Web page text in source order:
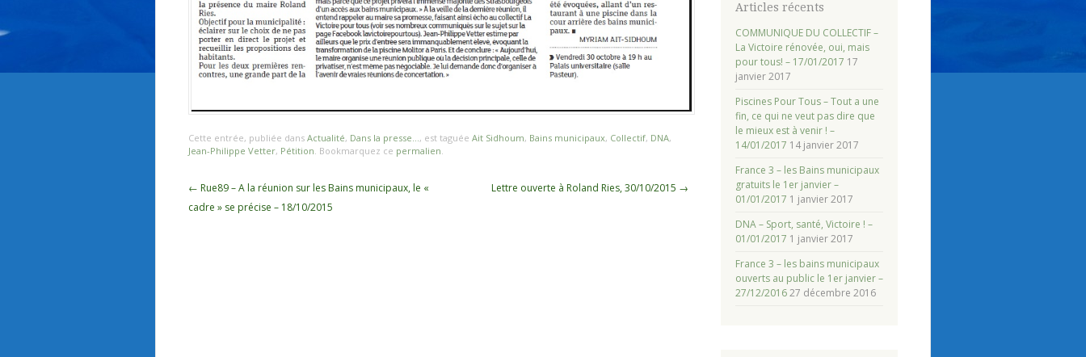
Cette entrée, publiée dans Actualité, Dans la presse... , est taguée Ait Sidhoum, Bains municipaux, Collectif, DNA,
Jean-Philippe Vetter, Pétition . Bookmarquez ce permalien
Navigation
des
← Rue89 – A la réunion sur les Bains municipaux, le «
cadre » se précise – 18/10/2015
Lettre ouverte à Roland Ries, 30/10/2015 →
Articles récents
COMMUNIQUE DU COLLECTIF –
La Victoire rénovée, oui, mais
pour tous! – 17/01/2017 17
janvier 2017
Piscines Pour Tous – Tout a une
fin, ce qui ne veut pas dire que
le mieux est à venir ! –
14/01/2017 14 janvier 2017
France 3 – les Bains municipaux
gratuits le 1er janvier –
01/01/2017 1 janvier 2017
DNA – Sport, santé, Victoire ! –
01/01/2017 1 janvier 2017
France 3 – les bains municipaux
ouverts au public le 1er janvier –
27/12/2016 27 décembre 2016